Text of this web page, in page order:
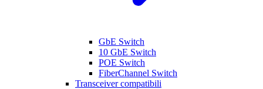
GbE Switch
10 GbE Switch
POE Switch
FiberChannel Switch
Transceiver compatibili